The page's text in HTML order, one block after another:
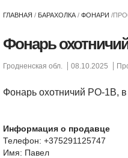
ГЛАВНАЯ / БАРАХОЛКА / ФОНАРИ /
Фонарь
Гродненская обл. 08.10.2025
Фонарь охотничий РО-1В,
Информация о продавце
Телефон: +375291125747
Имя: Павел